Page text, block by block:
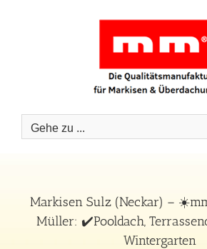
Gehe zu ...
Markisen Sulz (Neckar) –
Müller: ✔️Pooldach,
Wintergarten